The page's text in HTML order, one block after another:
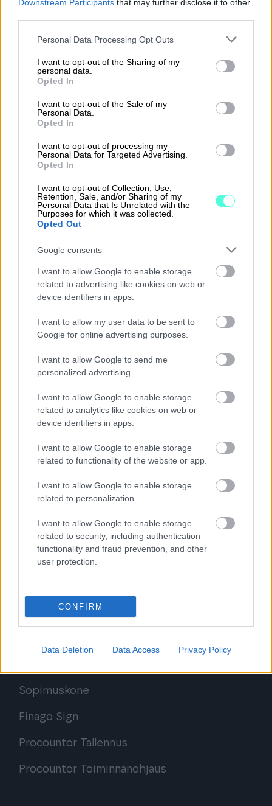
Downstream Participants that may further disclose it to other
Please note that this website/app uses one or more Google
not limited to your visit or usage behaviour. You may click to
grant or deny consent to Google and its third-party tags to
use your data for below specified purposes in below Google
consent section.
Personal Data Processing Opt Outs
I want to opt-out of the Sharing of my
personal data.
Opted In
I want to opt-out of the Sale of my
Personal Data.
Opted In
I want to opt-out of processing my
Personal Data for Targeted Advertising.
Opted In
I want to opt-out of Collection, Use,
Retention, Sale, and/or Sharing of my
Personal Data that Is Unrelated with the
Purposes for which it was collected.
Opted Out
Google consents
I want to allow Google to enable storage
related to advertising like cookies on web or
device identifiers in apps.
I want to allow my user data to be sent to
Google for online advertising purposes.
I want to allow Google to send me
personalized advertising.
I want to allow Google to enable storage
related to analytics like cookies on web or
device identifiers in apps.
I want to allow Google to enable storage
related to functionality of the website or app.
I want to allow Google to enable storage
related to personalization.
I want to allow Google to enable storage
related to security, including authentication
functionality and fraud prevention, and other
user protection.
CONFIRM
Data Deletion Data Access Privacy Policy
Procountorin lisäarvopalveluista
maksuvalvonnasta, perinnästä ja
laskurahoitusratkaisuista. Hänellä on laaja
kehittämisestä ja automatisoinnista.
Pete Niemelä
Pete Niemelä toimii Finagolla
lisäarvopalveluiden myynnissä ja
keskittyy kassanhallintapalveluihin. Hän
varmistaa, että yritykset saavat
sujuvaa talouden hallintaa ja vahvaa
maksuvalmiutta. Hänen työnsä
tavoitteena on auttaa asiakkaita
hyödyntämään tehokkaita menetelmiä,
jotka lisäävät selkeyttä ja vakautta
Ratkaisut
Sopimuskone
Finago Sign
Procountor Tallennus
Procountor Toiminnanohjaus